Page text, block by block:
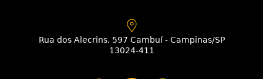
Rua dos Alecrins, 597 Cambuí - Campinas/SP
13024-411